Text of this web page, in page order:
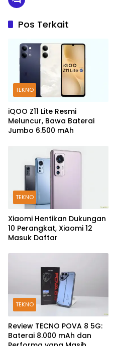
Pos Terkait
TEKNO
iQOO Z11 Lite Resmi
Meluncur, Bawa Baterai
Jumbo 6.500 mAh
TEKNO
Xiaomi Hentikan Dukungan
10 Perangkat, Xiaomi 12
Masuk Daftar
TEKNO
Review TECNO POVA 8 5G:
Baterai 8.000 mAh dan